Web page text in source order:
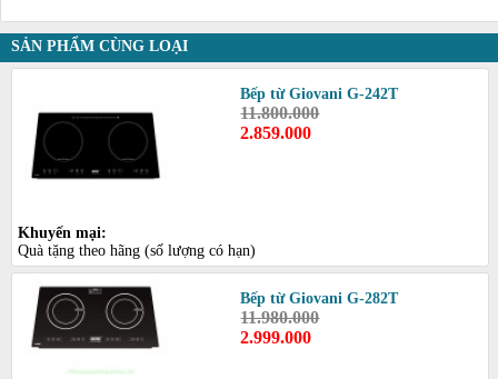
SẢN PHẨM CÙNG LOẠI
Bếp từ Giovani G-242T
11.800.000
2.859.000
Khuyến mại:
Quà tặng theo hãng (số lượng có hạn)
Bếp từ Giovani G-282T
11.980.000
2.999.000